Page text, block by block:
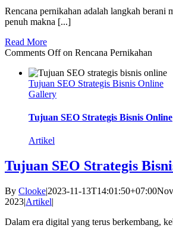
Rencana pernikahan adalah langkah berani
penuh makna [...]
Read More
Comments Offon Rencana Pernikahan
Tujuan SEO Strategis Bisnis Online
Gallery
Tujuan SEO Strategis Bisnis Online
Artikel
Tujuan SEO Strategis
By Clooke|2023-11-13T14:01:50+07:00
2023|Artikel|
Dalam era digital yang terus berkembang,